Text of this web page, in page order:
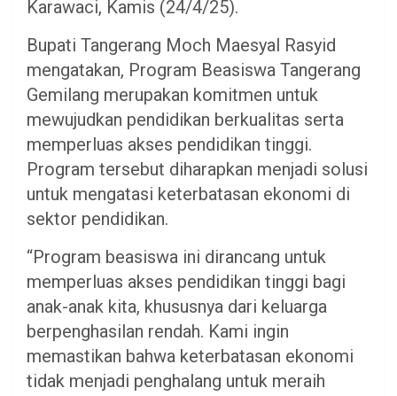
Karawaci, Kamis (24/4/25).
Bupati Tangerang Moch Maesyal Rasyid
mengatakan, Program Beasiswa Tangerang
Gemilang merupakan komitmen untuk
mewujudkan pendidikan berkualitas serta
memperluas akses pendidikan tinggi.
Program tersebut diharapkan menjadi solusi
untuk mengatasi keterbatasan ekonomi di
sektor pendidikan.
“Program beasiswa ini dirancang untuk
memperluas akses pendidikan tinggi bagi
anak-anak kita, khususnya dari keluarga
berpenghasilan rendah. Kami ingin
memastikan bahwa keterbatasan ekonomi
tidak menjadi penghalang untuk meraih